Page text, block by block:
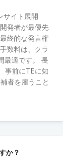
サイト展開
発者が最優先
終的な発言権
数料は、クラ
最適です。 長
事前にTEに知
者を雇うこと
か？